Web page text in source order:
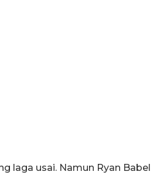
laga usai. Namun Ryan Babel